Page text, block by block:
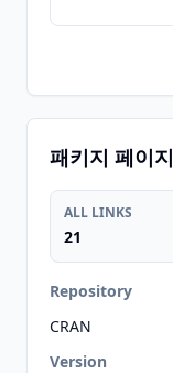
패키지 페이지
ALL LINKS
21
Repository
CRAN
Version